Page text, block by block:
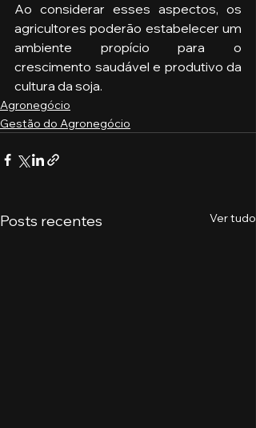
Ao considerar esses aspectos, os
agricultores poderão estabelecer um
ambiente propício para o
crescimento saudável e produtivo da
cultura da soja.
Agronegócio
Gestão do Agronegócio
Posts recentes Ver tudo